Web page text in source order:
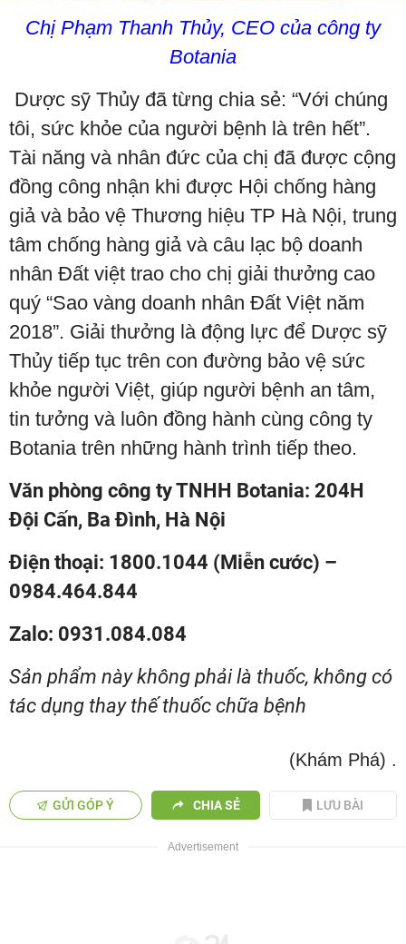
Chị Phạm Thanh Thủy, CEO của công ty
Botania
Dược sỹ Thủy đã từng chia sẻ: “Với chúng
tôi, sức khỏe của người bệnh là trên hết”.
Tài năng và nhân đức của chị đã được cộng
đồng công nhận khi được Hội chống hàng
giả và bảo vệ Thương hiệu TP Hà Nội, trung
tâm chống hàng giả và câu lạc bộ doanh
nhân Đất việt trao cho chị giải thưởng cao
quý “Sao vàng doanh nhân Đất Việt năm
2018”. Giải thưởng là động lực để Dược sỹ
Thủy tiếp tục trên con đường bảo vệ sức
khỏe người Việt, giúp người bệnh an tâm,
tin tưởng và luôn đồng hành cùng công ty
Botania trên những hành trình tiếp theo.
Văn phòng công ty TNHH Botania: 204H
Đội Cấn, Ba Đình, Hà Nội
Điện thoại: 1800.1044 (Miễn cước) –
0984.464.844
Zalo: 0931.084.084
Sản phẩm này không phải là thuốc, không có
tác dụng thay thế thuốc chữa bệnh
(Khám Phá) .
GỬI GÓP Ý CHIA SẺ LƯU BÀI